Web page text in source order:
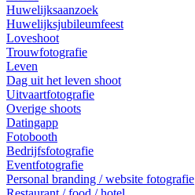
Huwelijksaanzoek
Huwelijksjubileumfeest
Loveshoot
Trouwfotografie
Leven
Dag uit het leven shoot
Uitvaartfotografie
Overige shoots
Datingapp
Fotobooth
Bedrijfsfotografie
Eventfotografie
Personal branding / website fotografie